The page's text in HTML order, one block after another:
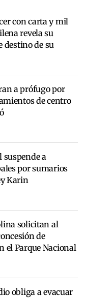
con carta y mil
revela su
destino de su
a prófugo por
de centro
suspende a
por sumarios
Karin
solicitan al
de
el Parque Nacional
obliga a evacuar